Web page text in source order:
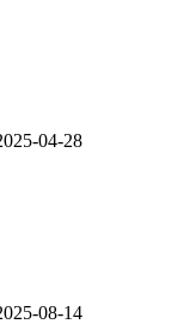
04-28
08-14